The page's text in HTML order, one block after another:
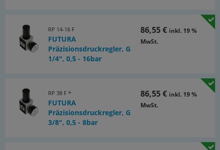
RP 14-16 F
FUTURA
Präzisionsdruckregler, G
1/4", 0,5 - 16bar
86,55 € inkl. 19 %
MwSt.
RP 38 F *
FUTURA
Präzisionsdruckregler, G
3/8", 0,5 - 8bar
86,55 € inkl. 19 %
MwSt.